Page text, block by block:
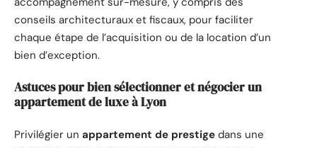
conseils architecturaux et fiscaux, pour faciliter
chaque étape de l’acquisition ou de la location d’un
bien d’exception.
Astuces pour bien sélectionner et négocier un
appartement de luxe à Lyon
Privilégier un appartement de prestige dans une